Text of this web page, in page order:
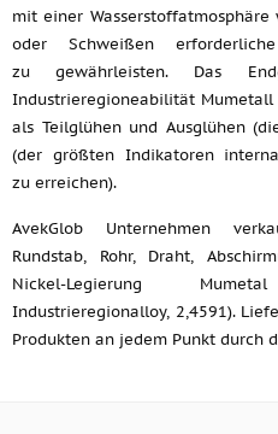
mit einer
oder Schweißen
zu gewährleisten. Das
Industrieregioneabilität
als Teilglühen und Ausglühen
(der größten Indikatoren
zu erreichen).
AvekGlob Unternehmen
Rundstab, Rohr, Draht,
Nickel-Legierung
Industrieregionalloy, 2,4591).
Produkten an jedem Punkt durch